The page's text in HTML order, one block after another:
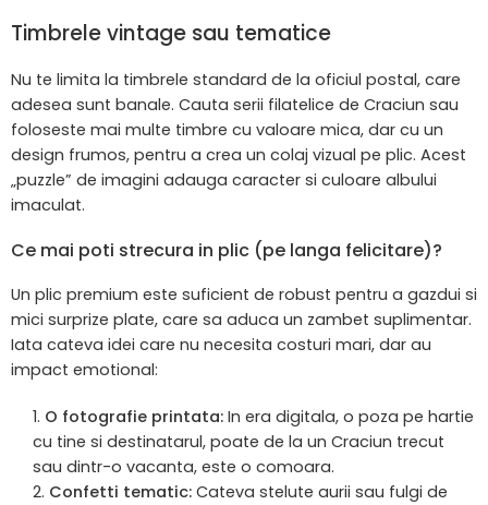
Timbrele vintage sau tematice
Nu te limita la timbrele standard de la oficiul postal, care
adesea sunt banale. Cauta serii filatelice de Craciun sau
foloseste mai multe timbre cu valoare mica, dar cu un
design frumos, pentru a crea un colaj vizual pe plic. Acest
„puzzle” de imagini adauga caracter si culoare albului
imaculat.
Ce mai poti strecura in plic (pe langa felicitare)?
Un plic premium este suficient de robust pentru a gazdui si
mici surprize plate, care sa aduca un zambet suplimentar.
Iata cateva idei care nu necesita costuri mari, dar au
impact emotional:
O fotografie printata: In era digitala, o poza pe hartie
cu tine si destinatarul, poate de la un Craciun trecut
sau dintr-o vacanta, este o comoara.
Confetti tematic: Cateva stelute aurii sau fulgi de